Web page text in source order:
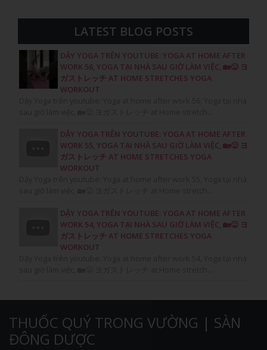
LATEST BLOG POSTS
DẬY YOGA TRÊN YOUTUBE: YOGA AT HOME AFTER
WORK 56, YOGA TẠI NHÀ SAU GIỜ LÀM VIỆC, 🏡😛 ヨ
ガストレッチ AT HOME STRETCHES YOGA
WORKOUT
DẬY YOGA TRÊN YOUTUBE: YOGA AT HOME AFTER
WORK 55, YOGA TẠI NHÀ SAU GIỜ LÀM VIỆC, 🏡😛 ヨ
ガストレッチ AT HOME STRETCHES YOGA
WORKOUT
DẬY YOGA TRÊN YOUTUBE: YOGA AT HOME AFTER
WORK 54, YOGA TẠI NHÀ SAU GIỜ LÀM VIỆC, 🏡😛 ヨ
ガストレッチ AT HOME STRETCHES YOGA
WORKOUT
THUỐC QUÝ TRONG VƯỜNG | SÀN
ĐÔNG DƯỢC